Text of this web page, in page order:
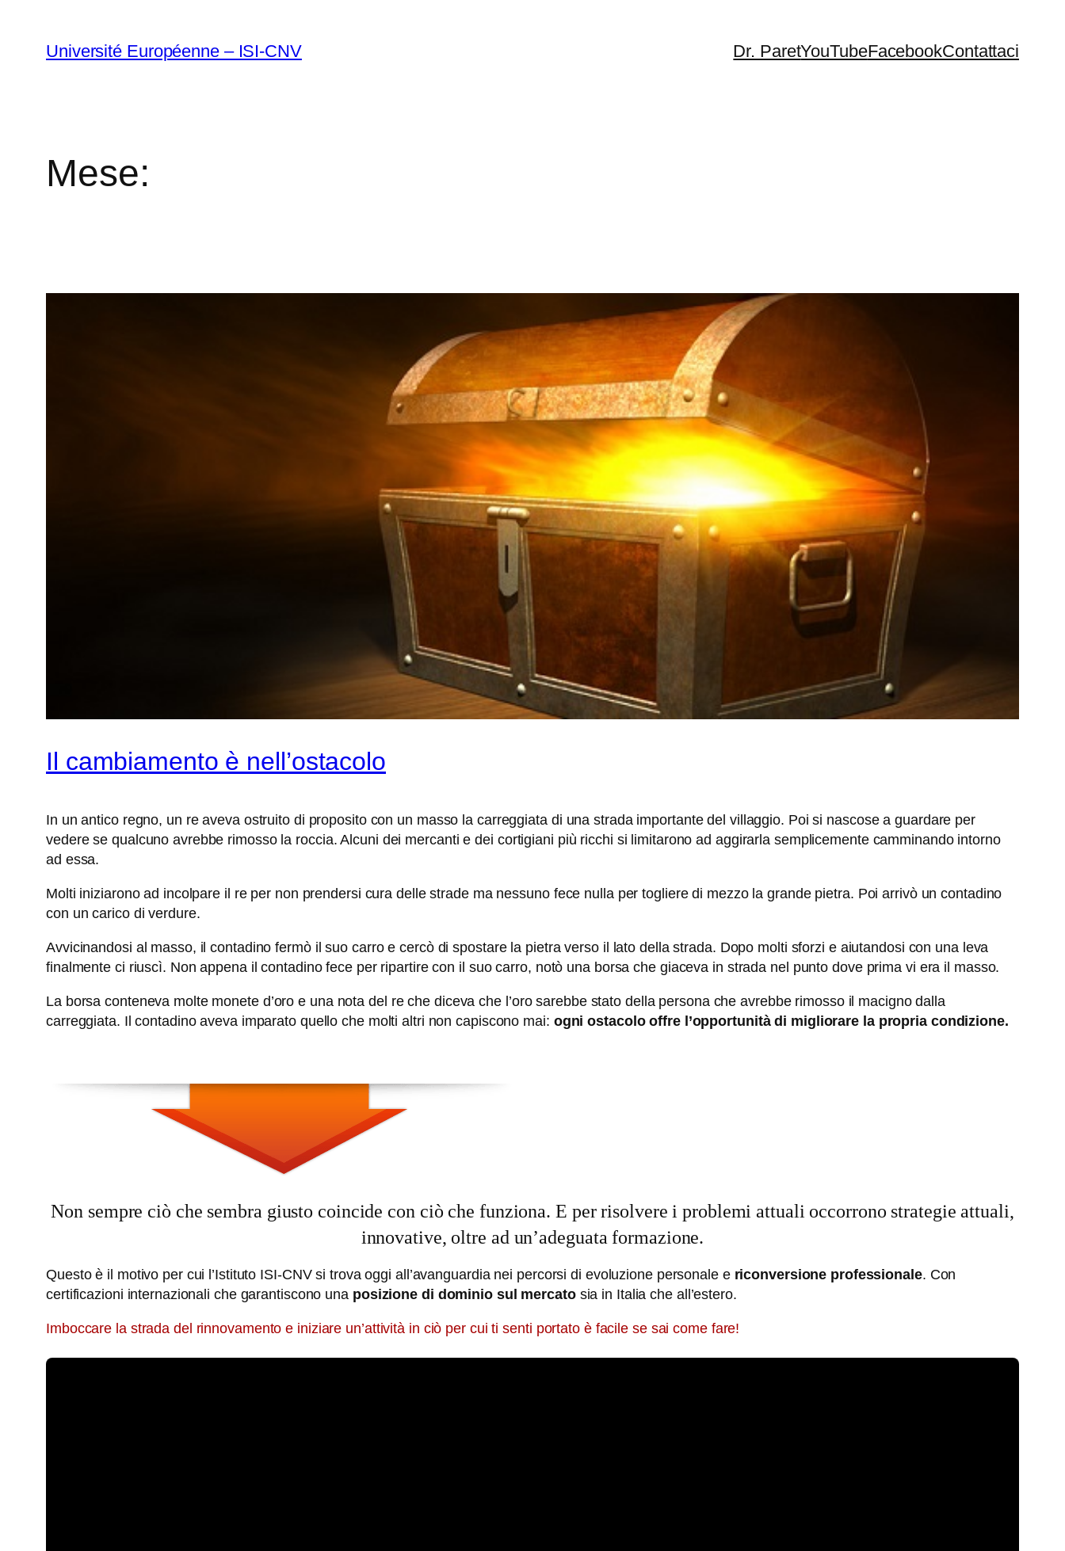
contenuto
Université Européenne – ISI-CNV Dr. ParetYouTubeFacebookContattaci
Mese:
Il cambiamento è nell’ostacolo
In un antico regno, un re aveva ostruito di proposito con un masso la carreggiata di una strada importante del villaggio. Poi si nascose a guardare per
vedere se qualcuno avrebbe rimosso la roccia. Alcuni dei mercanti e dei cortigiani più ricchi si limitarono ad aggirarla semplicemente camminando intorno
ad essa.
Molti iniziarono ad incolpare il re per non prendersi cura delle strade ma nessuno fece nulla per togliere di mezzo la grande pietra. Poi arrivò un contadino
con un carico di verdure.
Avvicinandosi al masso, il contadino fermò il suo carro e cercò di spostare la pietra verso il lato della strada. Dopo molti sforzi e aiutandosi con una leva
finalmente ci riuscì. Non appena il contadino fece per ripartire con il suo carro, notò una borsa che giaceva in strada nel punto dove prima vi era il masso.
La borsa conteneva molte monete d’oro e una nota del re che diceva che l’oro sarebbe stato della persona che avrebbe rimosso il macigno dalla
carreggiata. Il contadino aveva imparato quello che molti altri non capiscono mai: ogni ostacolo offre l’opportunità di migliorare la propria condizione.
Non sempre ciò che sembra giusto coincide con ciò che funziona. E per risolvere i problemi attuali occorrono strategie attuali,
innovative, oltre ad un’adeguata formazione.
Questo è il motivo per cui l’Istituto ISI-CNV si trova oggi all’avanguardia nei percorsi di evoluzione personale e riconversione professionale. Con
certificazioni internazionali che garantiscono una posizione di dominio sul mercatosia in Italia che all’estero.
Imboccare la strada del rinnovamento e iniziare un’attività in ciò per cui ti senti portato è facile se sai come fare!